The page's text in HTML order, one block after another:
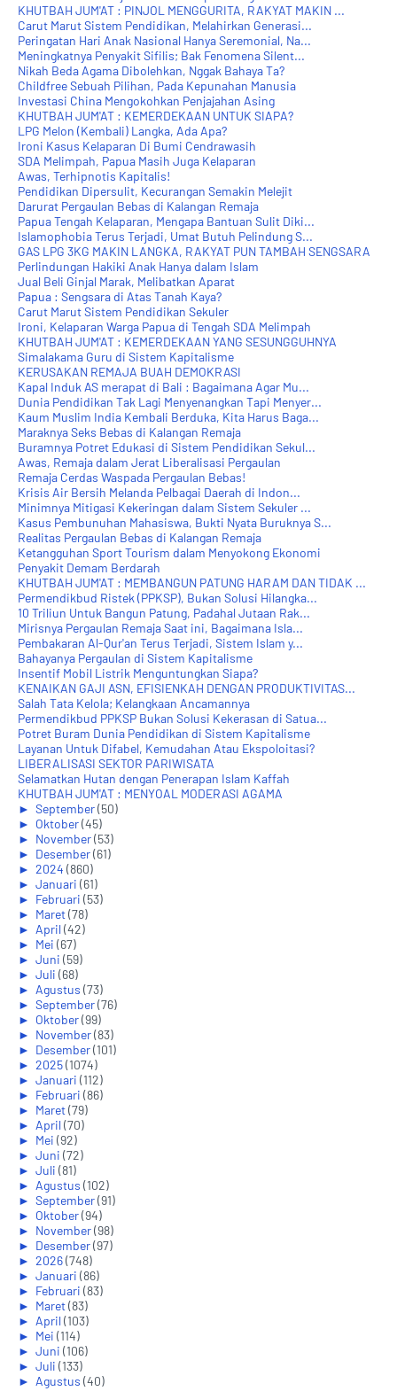
KHUTBAH JUM'AT : PINJOL MENGGURITA, RAKYAT MAKIN ...
Carut Marut Sistem Pendidikan, Melahirkan Generasi...
Peringatan Hari Anak Nasional Hanya Seremonial, Na...
Meningkatnya Penyakit Sifilis; Bak Fenomena Silent...
Nikah Beda Agama Dibolehkan, Nggak Bahaya Ta?
Childfree Sebuah Pilihan, Pada Kepunahan Manusia
Investasi China Mengokohkan Penjajahan Asing
KHUTBAH JUM'AT : KEMERDEKAAN UNTUK SIAPA?
LPG Melon (Kembali) Langka, Ada Apa?
Ironi Kasus Kelaparan Di Bumi Cendrawasih
SDA Melimpah, Papua Masih Juga Kelaparan
Awas, Terhipnotis Kapitalis!
Pendidikan Dipersulit, Kecurangan Semakin Melejit
Darurat Pergaulan Bebas di Kalangan Remaja
Papua Tengah Kelaparan, Mengapa Bantuan Sulit Diki...
Islamophobia Terus Terjadi, Umat Butuh Pelindung S...
GAS LPG 3KG MAKIN LANGKA, RAKYAT PUN TAMBAH SENGSARA
Perlindungan Hakiki Anak Hanya dalam Islam
Jual Beli Ginjal Marak, Melibatkan Aparat
Papua : Sengsara di Atas Tanah Kaya?
Carut Marut Sistem Pendidikan Sekuler
Ironi, Kelaparan Warga Papua di Tengah SDA Melimpah
KHUTBAH JUM'AT : KEMERDEKAAN YANG SESUNGGUHNYA
Simalakama Guru di Sistem Kapitalisme
KERUSAKAN REMAJA BUAH DEMOKRASI
Kapal Induk AS merapat di Bali : Bagaimana Agar Mu...
Dunia Pendidikan Tak Lagi Menyenangkan Tapi Menyer...
Kaum Muslim India Kembali Berduka, Kita Harus Baga...
Maraknya Seks Bebas di Kalangan Remaja
Buramnya Potret Edukasi di Sistem Pendidikan Sekul...
Awas, Remaja dalam Jerat Liberalisasi Pergaulan
Remaja Cerdas Waspada Pergaulan Bebas!
Krisis Air Bersih Melanda Pelbagai Daerah di Indon...
Minimnya Mitigasi Kekeringan dalam Sistem Sekuler ...
Kasus Pembunuhan Mahasiswa, Bukti Nyata Buruknya S...
Realitas Pergaulan Bebas di Kalangan Remaja
Ketangguhan Sport Tourism dalam Menyokong Ekonomi
Penyakit Demam Berdarah
KHUTBAH JUM'AT : MEMBANGUN PATUNG HARAM DAN TIDAK ...
Permendikbud Ristek (PPKSP), Bukan Solusi Hilangka...
10 Triliun Untuk Bangun Patung, Padahal Jutaan Rak...
Mirisnya Pergaulan Remaja Saat ini, Bagaimana Isla...
Pembakaran Al-Qur'an Terus Terjadi, Sistem Islam y...
Bahayanya Pergaulan di Sistem Kapitalisme
Insentif Mobil Listrik Menguntungkan Siapa?
KENAIKAN GAJI ASN, EFISIENKAH DENGAN PRODUKTIVITAS...
Salah Tata Kelola; Kelangkaan Ancamannya
Permendikbud PPKSP Bukan Solusi Kekerasan di Satua...
Potret Buram Dunia Pendidikan di Sistem Kapitalisme
Layanan Untuk Difabel, Kemudahan Atau Ekspoloitasi?
LIBERALISASI SEKTOR PARIWISATA
Selamatkan Hutan dengan Penerapan Islam Kaffah
KHUTBAH JUM'AT : MENYOAL MODERASI AGAMA
► September(50)
► Oktober(45)
► November(53)
► Desember(61)
► 2024 (860)
► Januari (61)
► Februari (53)
► Maret(78)
► April(42)
► Mei (67)
► Juni (59)
► Juli (68)
► Agustus (73)
► September(76)
► Oktober(99)
► November(83)
► Desember(101)
► 2025(1074)
► Januari (112)
► Februari (86)
► Maret(79)
► April(70)
► Mei (92)
► Juni (72)
► Juli (81)
► Agustus (102)
► September(91)
► Oktober(94)
► November(98)
► Desember(97)
► 2026(748)
► Januari (86)
► Februari (83)
► Maret(83)
► April(103)
► Mei (114)
► Juni (106)
► Juli (133)
► Agustus (40)